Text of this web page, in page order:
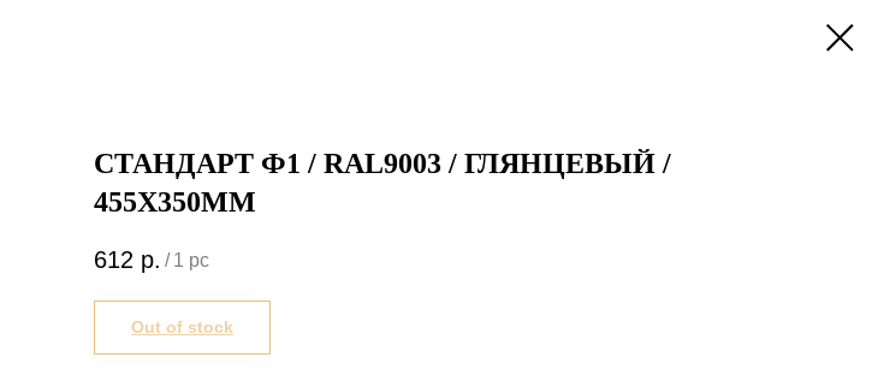
СТАНДАРТ Ф1 / RAL9003 / ГЛЯНЦЕВЫЙ /
455Х350ММ
612 р. / 1 pc
Out of stock